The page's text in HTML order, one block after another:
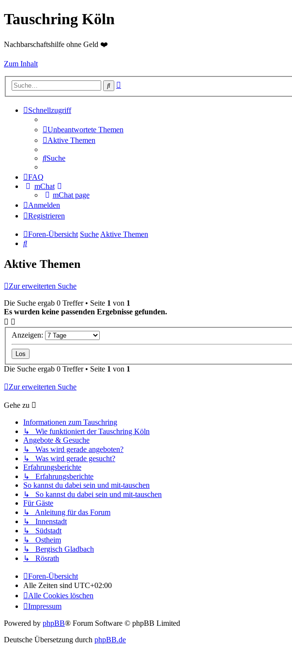
Tauschring Köln
Nachbarschaftshilfe ohne Geld ❤️
Zum Inhalt
Suche
Schnellzugriff
Unbeantwortete Themen
Aktive Themen
Suche
FAQ
mChat
mChat page
Anmelden
Registrieren
Foren-Übersicht SucheAktive Themen
Suche
Aktive Themen
Zur erweiterten Suche
Die Suche ergab 0 Treffer • Seite 1 von 1
Es wurden keine passenden Ergebnisse gefunden.
Anzeigen:
Die Suche ergab 0 Treffer • Seite 1 von 1
Zur erweiterten Suche
Gehe zu
Informationen zum Tauschring
↳ Wie funktioniert der Tauschring Köln
Angebote & Gesuche
↳ Was wird gerade angeboten?
↳ Was wird gerade gesucht?
Erfahrungsberichte
↳ Erfahrungsberichte
So kannst du dabei sein und mit-tauschen
↳ So kannst du dabei sein und mit-tauschen
Für Gäste
↳ Anleitung für das Forum
↳ Innenstadt
↳ Südstadt
↳ Ostheim
↳ Bergisch Gladbach
↳ Rösrath
Foren-Übersicht
Alle Zeiten sind UTC+02:00
Alle Cookies löschen
Impressum
Powered by phpBB® Forum Software © phpBB Limited
Deutsche Übersetzung durch phpBB.de